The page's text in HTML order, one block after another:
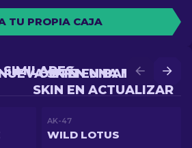
TU PROPIA CAJA
OBTÉN UNA MEJOR
SKIN EN ACTUALIZAR
SKIN EN BATALLA
AK-47
WILD LOTUS